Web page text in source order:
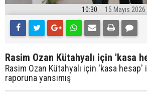
10:30 15 Mayıs 2026
Rasim Ozan Kütahyalı için 'kasa
Rasim Ozan Kütahyalı için 'kasa hesap'
raporuna yansımış